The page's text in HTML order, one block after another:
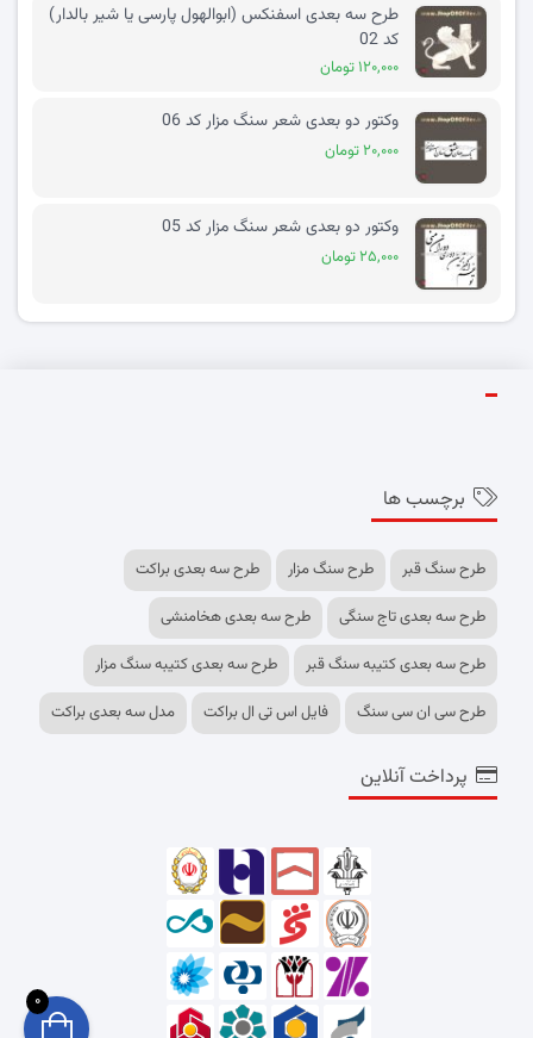
طرح سه بعدی اسفنکس (ابوالهول پارسی یا شیر بالدار)
کد 02
۱۲۰,۰۰۰ تومان
وکتور دو بعدی شعر سنگ مزار کد 06
۲۰,۰۰۰ تومان
وکتور دو بعدی شعر سنگ مزار کد 05
۲۵,۰۰۰ تومان
برچسب ها
طرح سنگ قبر طرح سنگ مزار
طرح سه بعدی براکت
طرح سه بعدی تاج سنگی
طرح سه بعدی هخامنشی
طرح سه بعدی کتیبه سنگ قبر
طرح سه بعدی کتیبه سنگ مزار
طرح سی ان سی سنگ
فایل اس تی ال براکت مدل سه بعدی براکت
پرداخت آنلاین
0